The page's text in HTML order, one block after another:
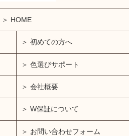
HOME
初めての方へ
色選びサポート
会社概要
W保証について
お問い合わせフォーム